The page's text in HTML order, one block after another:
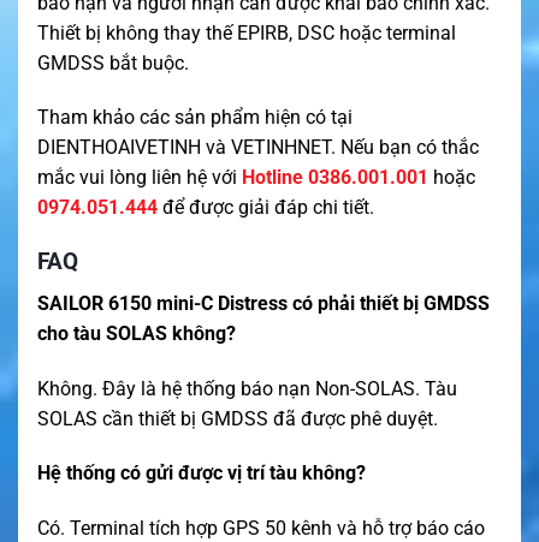
Thiết bị không thay thế EPIRB, DSC hoặc terminal
GMDSS bắt buộc.
Tham khảo các sản phẩm hiện có tại
DIENTHOAIVETINH và VETINHNET. Nếu bạn có thắc
mắc vui lòng liên hệ với Hotline 0386.001.001 hoặc
0974.051.444 để được giải đáp chi tiết.
FAQ
SAILOR 6150 mini-C Distress có phải thiết bị GMDSS
cho tàu SOLAS không?
Không. Đây là hệ thống báo nạn Non-SOLAS. Tàu
SOLAS cần thiết bị GMDSS đã được phê duyệt.
Hệ thống có gửi được vị trí tàu không?
Có. Terminal tích hợp GPS 50 kênh và hỗ trợ báo cáo